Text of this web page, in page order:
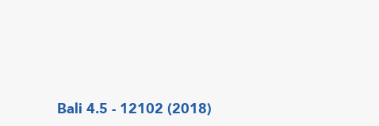
Bali 4.5 - 12102 (2018)